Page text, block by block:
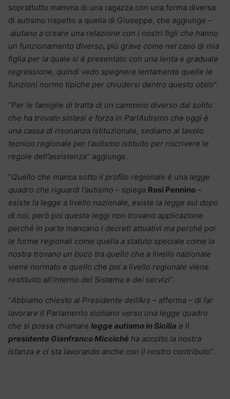
soprattutto mamma di una ragazza con una forma diversa
di autismo rispetto a quella di Giuseppe, che aggiunge –
aiutano a creare una relazione con i nostri figli che hanno
un funzionamento diverso, più grave come nel caso di mia
figlia per la quale si è presentato con una lenta e graduale
regressione, quindi vedo spegnere lentamente quelle le
funzioni normo tipiche per chiudersi dentro questo oblio“.
“Per le famiglie di tratta di un cammino diverso dal solito
che ha trovato sintesi e forza in ParlAutismo che oggi è
una cassa di risonanza istituzionale, sediamo al tavolo
tecnico regionale per l’autismo istituito per riscrivere le
regole dell’assistenza” aggiunge.
“Quello che manca sotto il profilo regionale è una legge
quadro che riguardi l’autismo – spiega Rosi Pennino –
esiste la legge a livello nazionale, esiste la legge sul dopo
di noi, però poi queste leggi non trovano applicazione
perché in parte mancano i decreti attuativi ma perché poi
le forme regionali come quella a statuto speciale come la
nostra trovano un buco tra quello che a livello nazionale
viene normato e quello che poi a livello regionale viene
restituito all’interno del Sistema e dei servizi“.
“Abbiamo chiesto al Presidente dell’Ars – afferma – di far
lavorare il Parlamento siciliano verso una legge quadro
che si possa chiamare legge autismo in Sicilia e il
presidente Gianfranco Miccichè ha accolto la nostra
istanza e ci sta lavorando anche con il nostro contributo“.